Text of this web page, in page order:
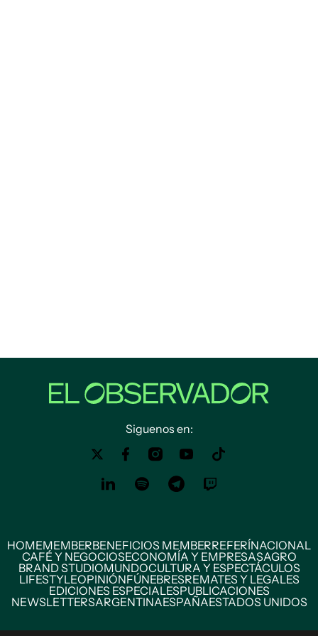
Siguenos en:
HOMEMEMBERBENEFICIOS MEMBERREFERÍNACIONAL
CAFÉ Y NEGOCIOSECONOMÍA Y EMPRESASAGRO
BRAND STUDIOMUNDOCULTURA Y ESPECTÁCULOS
LIFESTYLEOPINIÓNFÚNEBRESREMATES Y LEGALES
EDICIONES ESPECIALESPUBLICACIONES
NEWSLETTERSARGENTINAESPAÑAESTADOS UNIDOS